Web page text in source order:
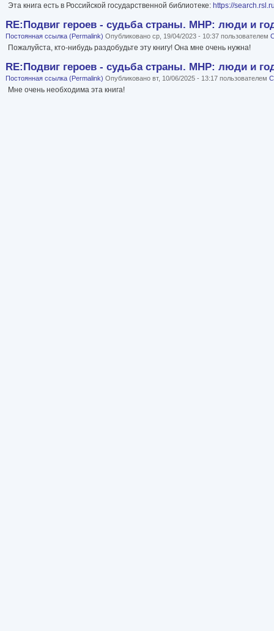
Эта книга есть в Российской государственной библиотеке: https://
RE:Подвиг героев - судьба страны. МНР: люди и
Постоянная ссылка (Permalink) Опубликовано ср, 19/04/2023 - 10:37 пользователем
Пожалуйста, кто-нибудь раздобудьте эту книгу! Она мне очень нужна!
RE:Подвиг героев - судьба страны. МНР: люди и
Постоянная ссылка (Permalink) Опубликовано вт, 10/06/2025 - 13:17 пользователем
Мне очень необходима эта книга!